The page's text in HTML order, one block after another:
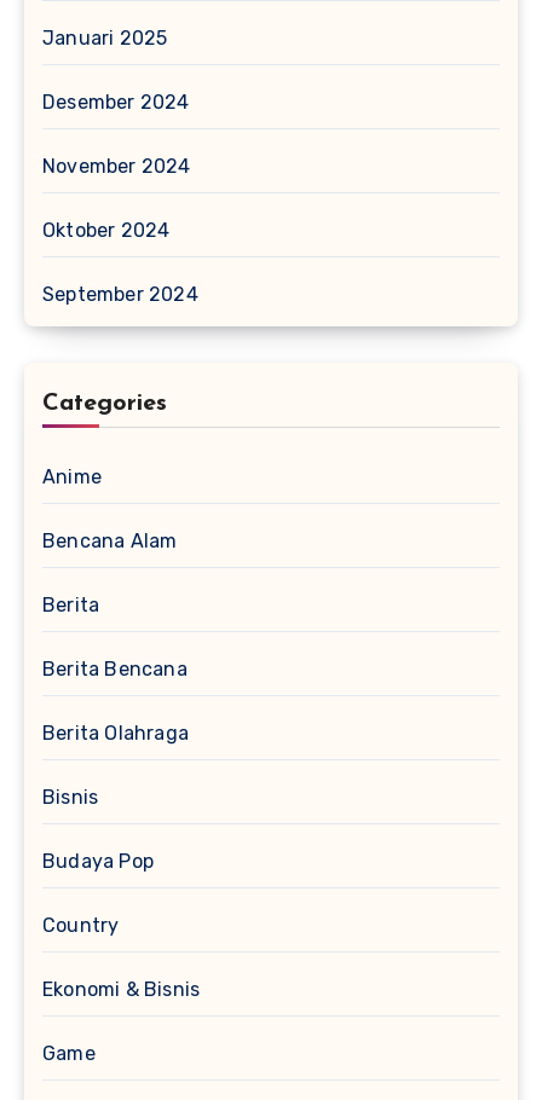
Januari 2025
Desember 2024
November 2024
Oktober 2024
September 2024
Categories
Anime
Bencana Alam
Berita
Berita Bencana
Berita Olahraga
Bisnis
Budaya Pop
Country
Ekonomi & Bisnis
Game